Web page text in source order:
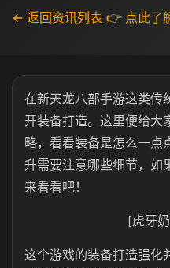
← 返回资讯列表 👉 点此了
在新天龙八部手游这类传
开装备打造。这里便给大
略，看看装备是怎么一点
升需要注意哪些细节，如
来看看吧！
[虎牙
这个游戏的装备打造强化